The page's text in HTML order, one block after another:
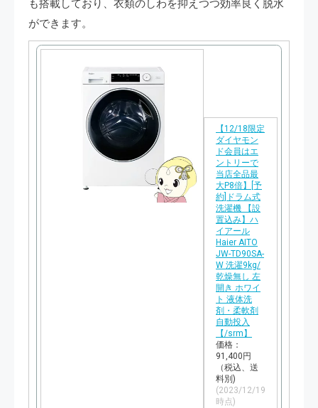
も搭載しており、衣類のしわを抑えつつ効率良く脱水
ができます。
【12/18限定
ダイヤモン
ド会員はエ
ントリーで
当店全品最
大P8倍】[予
約]ドラム式
洗濯機 【設
置込み】ハ
イアール
Haier AITO
JW-TD90SA-
W 洗濯9kg/
乾燥無し 左
開き ホワイ
ト 液体洗
剤・柔軟剤
自動投入
【/srm】
価格：
91,400円
（税込、送
料別)
(2023/12/19
時点)